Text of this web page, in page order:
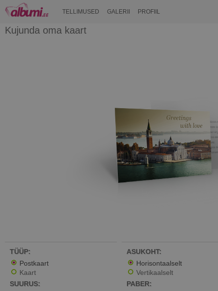
TELLIMUSED GALERII PROFIIL
Kujunda oma kaart
TÜÜP:
Postkaart
Kaart
SUURUS:
ASUKOHT:
Horisontaalselt
Vertikaalselt
PABER: